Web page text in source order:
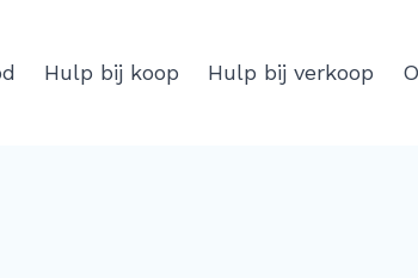
Hulp bij koop Hulp bij verkoop